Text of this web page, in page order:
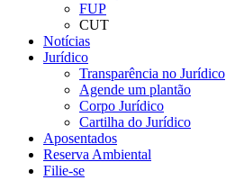
FUP
CUT
Notícias
Jurídico
Transparência no Jurídico
Agende um plantão
Corpo Jurídico
Cartilha do Jurídico
Aposentados
Reserva Ambiental
Filie-se